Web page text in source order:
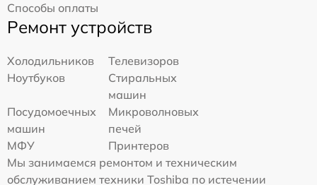
Способы оплаты
Ремонт устройств
Холодильников
Телевизоров
Ноутбуков
Стиральных
машин
Посудомоечных
машин
Микроволновых
печей
МФУ
Принтеров
Мы занимаемся ремонтом и техническим
обслуживанием техники Toshiba по истечении